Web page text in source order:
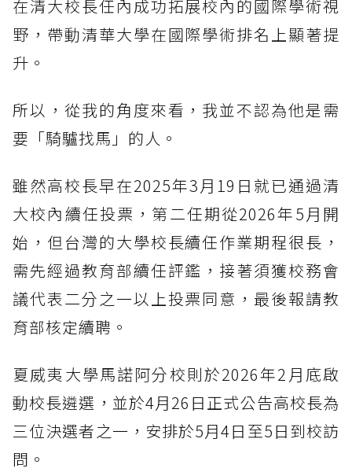
在清大校長任內成功拓展校內的國際學術視
野，帶動清華大學在國際學術排名上顯著提
升。
所以，從我的角度來看，我並不認為他是需
要「騎驢找馬」的人。
雖然高校長早在2025年3月19日就已通過清
大校內續任投票，第二任期從2026年5月開
始，但台灣的大學校長續任作業期程很長，
需先經過教育部續任評鑑，接著須獲校務會
議代表二分之一以上投票同意，最後報請教
育部核定續聘。
夏威夷大學馬諾阿分校則於2026年2月底啟
動校長遴選，並於4月26日正式公告高校長為
三位決選者之一，安排於5月4日至5日到校訪
問。